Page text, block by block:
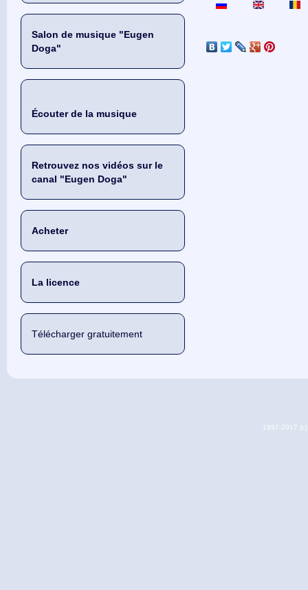
Salon de musique "Eugen
Doga"
Écouter de la musique
Retrouvez nos vidéos sur le
canal "Eugen Doga"
Acheter
La licence
Télécharger gratuitement
1997-2017